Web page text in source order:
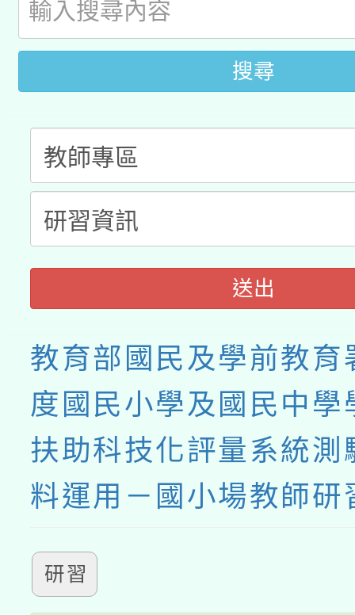
用水績優單位及節水達
桃園市孔廟祈福系列
開 智慧啟航」
2026年桃園地景藝術
搜尋
送出
教育部國民及學前教
度國民小學及國民中學
扶助科技化評量系統測
料運用－國小場教師研
研習